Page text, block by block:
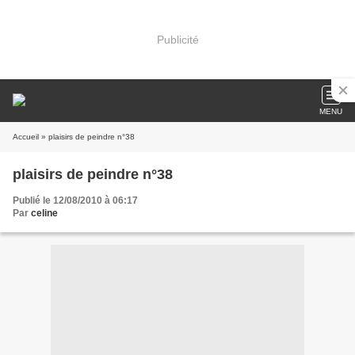
Publicité
MENU
Accueil » plaisirs de peindre n°38
plaisirs de peindre n°38
Publié le 12/08/2010 à 06:17
Par celine